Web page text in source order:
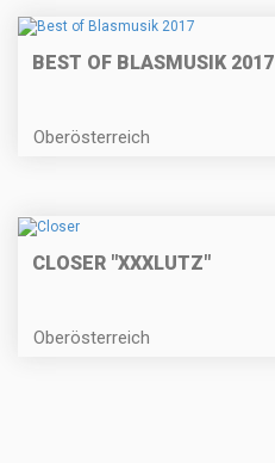
BEST OF BLASMUSIK 2017
Oberösterreich
CLOSER "XXXLUTZ"
Oberösterreich